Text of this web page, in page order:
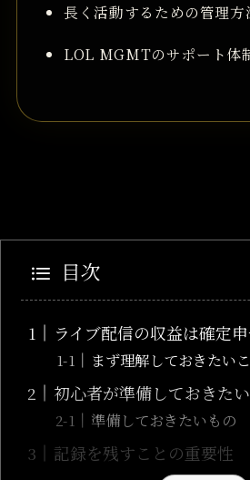
長く活動するための管理方
LOL MGMTのサポート体
目次
ライブ配信の収益は確定
まず理解しておきたい
初心者が準備しておきた
準備しておきたいもの
記録を残すことの重要性